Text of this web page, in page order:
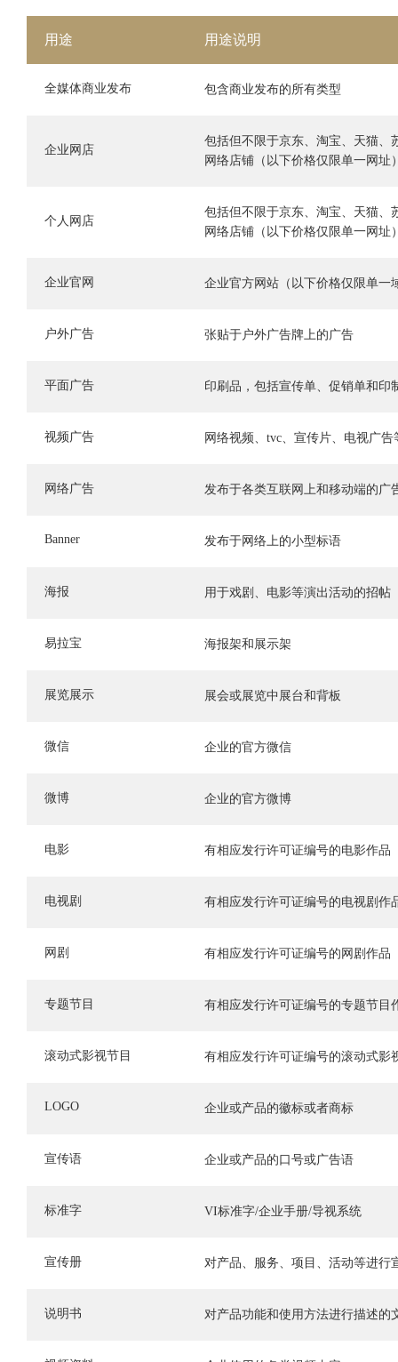
用途 用途说明
全媒体商业发布 包含商业发布的所有类型
企业网店
包括但不限于京东、淘宝、天猫、
网络店铺（以下价格仅限单一网址
个人网店
包括但不限于京东、淘宝、天猫、
网络店铺（以下价格仅限单一网址
企业官网 企业官方网站（以下价格仅限单一
户外广告 张贴于户外广告牌上的广告
平面广告 印刷品，包括宣传单、促销单和印
视频广告 网络视频、tvc、宣传片、电视广告
网络广告 发布于各类互联网上和移动端的广
Banner 发布于网络上的小型标语
海报 用于戏剧、电影等演出活动的招帖
易拉宝 海报架和展示架
展览展示 展会或展览中展台和背板
微信 企业的官方微信
微博 企业的官方微博
电影 有相应发行许可证编号的电影作品
电视剧 有相应发行许可证编号的电视剧作
网剧 有相应发行许可证编号的网剧作品
专题节目 有相应发行许可证编号的专题节目
滚动式影视节目 有相应发行许可证编号的滚动式影
LOGO 企业或产品的徽标或者商标
宣传语 企业或产品的口号或广告语
标准字 VI标准字/企业手册/导视系统
宣传册 对产品、服务、项目、活动等进行
说明书 对产品功能和使用方法进行描述的